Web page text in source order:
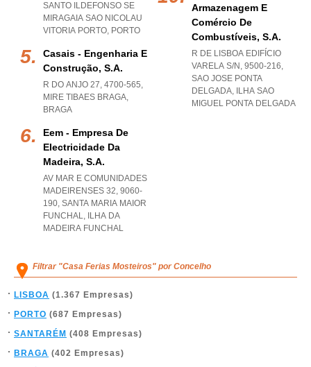
SANTO ILDEFONSO SE
MIRAGAIA SAO NICOLAU
VITORIA PORTO, PORTO
Casais - Engenharia E
Construção, S.a.
R DO ANJO 27, 4700-565,
MIRE TIBAES BRAGA,
BRAGA
Eem - Empresa De
Electricidade Da
Madeira, S.a.
AV MAR E COMUNIDADES
MADEIRENSES 32, 9060-
190, SANTA MARIA MAIOR
FUNCHAL, ILHA DA
MADEIRA FUNCHAL
Armazenagem E
Comércio De
Combustíveis, S.a.
R DE LISBOA EDIFÍCIO
VARELA S/N, 9500-216,
SAO JOSE PONTA
DELGADA, ILHA SAO
MIGUEL PONTA DELGADA
Filtrar "Casa Ferias Mosteiros" por Concelho
LISBOA (1.367 Empresas)
PORTO (687 Empresas)
SANTARÉM (408 Empresas)
BRAGA (402 Empresas)